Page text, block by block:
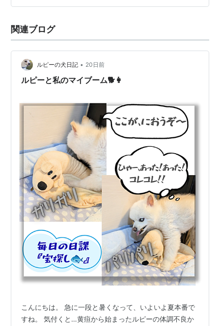
に。 半年ぶりの緊張の血液検査も…特に変わり無し😌
しました。 ホッとどころ…
関連ブログ
ルピーの犬日記 • 20日前
ルピーと私のマイブーム🐕👩
こんにちは。 急に一段と暑くなって、いよいよ夏本番で
すね。 気付くと…黄疸から始まったルピーの体調不良か